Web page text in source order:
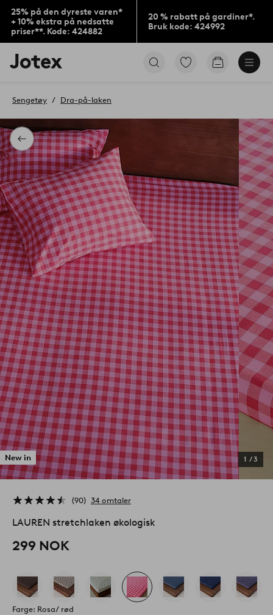
25% på den dyreste varen*
+ 10% ekstra på nedsatte
priser**. Kode: 424882
20 % rabatt på gardiner*.
Bruk kode: 424992
Jotex’
logo
til
Gå
Gå
Tilbake
Sengetøy Dra-på-laken
New in 1 /3
90 34 omtaler
LAUREN stretchlaken økologisk
299 NOK
Farge: Rosa/ rød